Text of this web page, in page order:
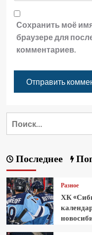
Сохранить моё
браузере для
комментариев.
Последнее
Разное
ХК